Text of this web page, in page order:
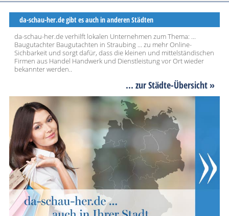
da-schau-her.de gibt es auch in anderen Städten
da-schau-her.de verhilft lokalen Unternehmen zum Thema: ...
Baugutachter Baugutachten in Straubing ... zu mehr Online-
Sichbarkeit und sorgt dafür, dass die kleinen und mittelständischen
Firmen aus Handel Handwerk und Dienstleistung vor Ort wieder
bekannter werden..
... zur Städte-Übersicht »